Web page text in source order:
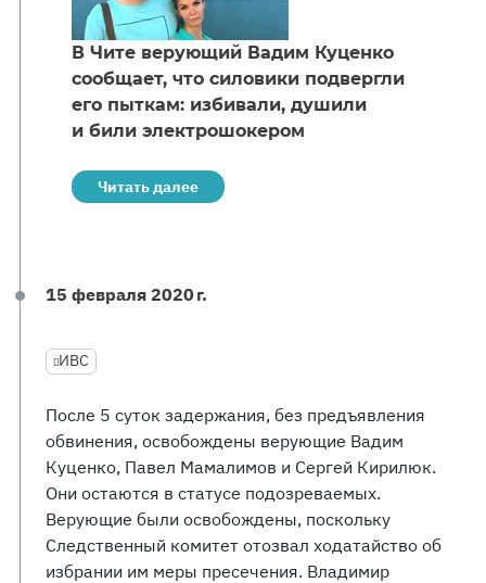
В Чите верующий Вадим Куценко
сообщает, что силовики подвергли
его пыткам: избивали, душили
и били электрошокером
Читать далее
15 февраля 2020 г.
ИВС
После 5 суток задержания, без предъявления
обвинения, освобождены верующие Вадим
Куценко, Павел Мамалимов и Сергей Кирилюк.
Они остаются в статусе подозреваемых.
Верующие были освобождены, поскольку
Следственный комитет отозвал ходатайство об
избрании им меры пресечения. Владимир